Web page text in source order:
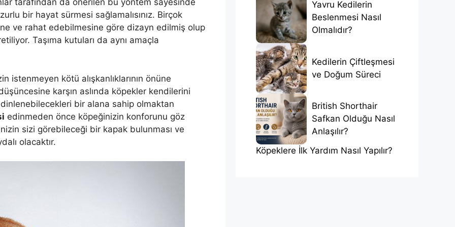
tarafından da önerilen bu yöntem sayesinde
bir hayat sürmesi sağlamalısınız. Birçok
ve rahat edebilmesine göre dizayn edilmiş olup
Taşıma kutuları da aynı amaçla
istenmeyen kötü alışkanlıklarının önüne
karşın aslında köpekler kendilerini
bir alana sahip olmaktan
edinmeden önce köpeğinizin konforunu göz
sizi görebileceği bir kapak bulunması ve
olacaktır.
Yavru Kedilerin
Beslenmesi Nasıl
Olmalıdır?
Kedilerin Çiftleşmesi
ve Doğum Süreci
British Shorthair
Safkan Olduğu Nasıl
Anlaşılır?
Köpeklere İlk Yardım Nasıl Yapılır?